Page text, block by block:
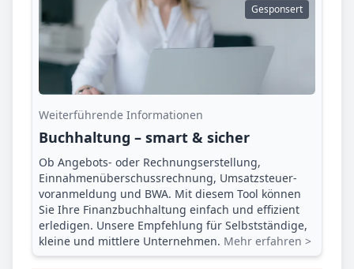
Gesponsert
Weiterführende Informationen
Buchhaltung – smart & sicher
Ob Angebots- oder Rechnungserstellung,
Einnahmenüberschuss­rechnung, Umsatzsteuer­
voranmeldung und BWA. Mit diesem Tool können
Sie Ihre Finanz­buchhaltung einfach und effizient
erledigen. Unsere Empfehlung für Selbstständige,
kleine und mittlere Unternehmen. Mehr erfahren >